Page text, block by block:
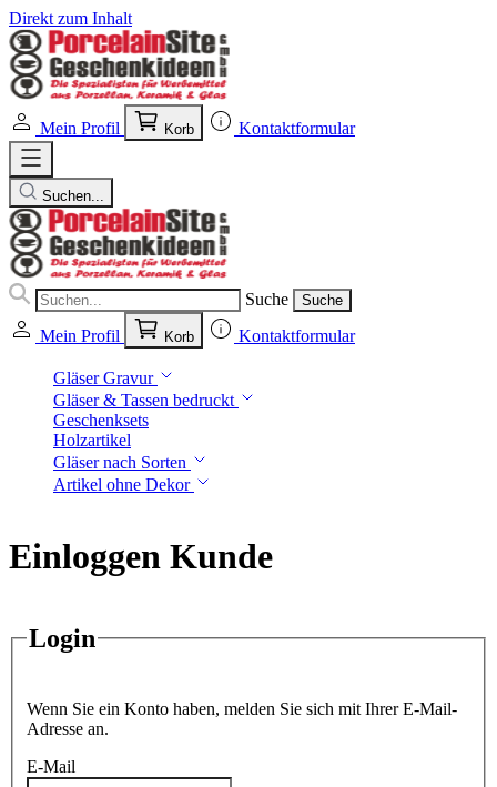
Direkt zum Inhalt
Mein Profil Korb Kontaktformular
Suchen...
Suche Suche
Mein Profil Korb Kontaktformular
Gläser Gravur
Gläser & Tassen bedruckt
Geschenksets
Holzartikel
Gläser nach Sorten
Artikel ohne Dekor
Einloggen Kunde
Login
Wenn Sie ein Konto haben, melden Sie sich mit Ihrer E-Mail-
Adresse an.
E-Mail